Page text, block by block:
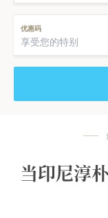
优惠码
——
当印尼淳